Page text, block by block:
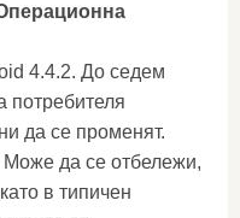
4.4.2. До седем
потребителя
да се променят.
да се отбележи,
в типичен